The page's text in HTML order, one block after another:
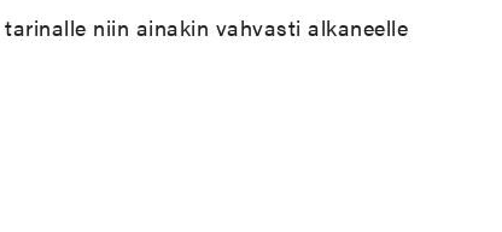
niin ainakin vahvasti alkaneelle